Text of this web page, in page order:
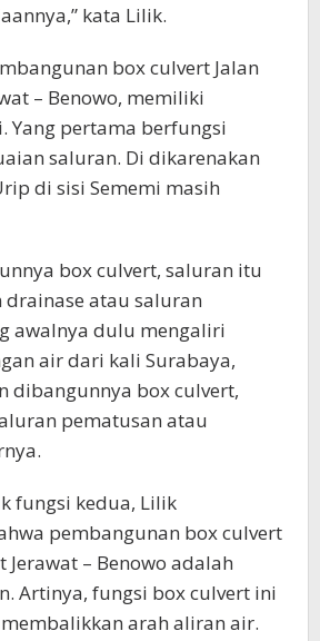
kata Lilik.
box culvert Jalan
– Benowo, memiliki
Yang pertama berfungsi
saluran. Di dikarenakan
di sisi Sememi masih
box culvert, saluran itu
atau saluran
awalnya dulu mengaliri
air dari kali Surabaya,
dibangunnya box culvert,
pematusan atau
fungsi kedua, Lilik
pembangunan box culvert
Jerawat – Benowo adalah
Artinya, fungsi box culvert ini
arah aliran air.